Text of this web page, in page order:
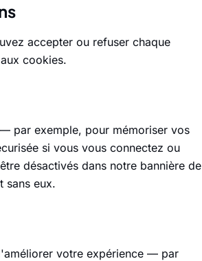
accepter ou refuser chaque
cookies.
par exemple, pour mémoriser vos
si vous vous connectez ou
désactivés dans notre bannière de
sans eux.
votre expérience — par